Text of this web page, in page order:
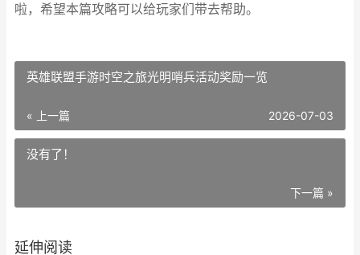
啦，希望本篇攻略可以给玩家们带去帮助。
英雄联盟手游时空之旅光明哨兵活动奖励一览
« 上一篇 2026-07-03
没有了！
下一篇 »
延伸阅读